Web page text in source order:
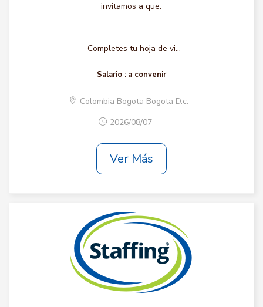
invitamos a que:
- Completes tu hoja de vi...
Salario : a convenir
Colombia Bogota Bogota D.c.
2026/08/07
Ver Más